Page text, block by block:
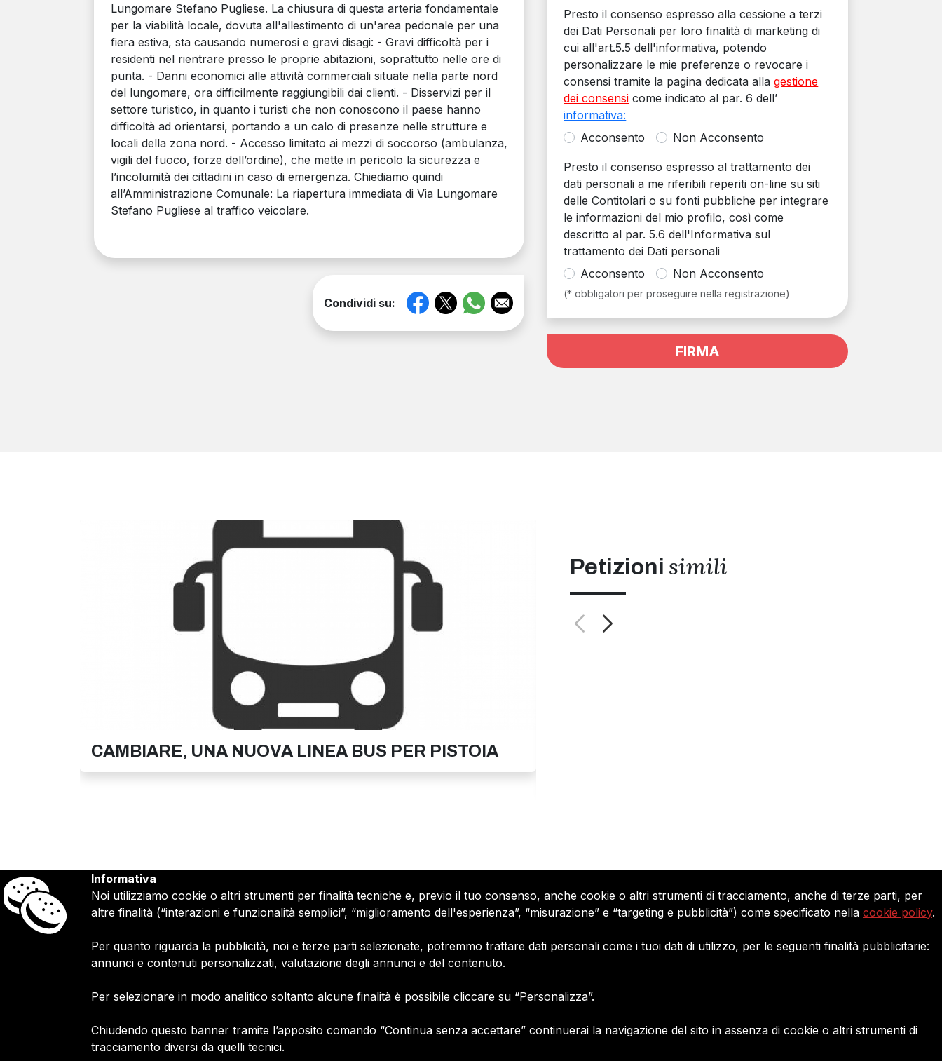
Lungomare Stefano Pugliese. La chiusura di questa arteria fondamentale
per la viabilità locale, dovuta all'allestimento di un'area pedonale per una
fiera estiva, sta causando numerosi e gravi disagi: - Gravi difficoltà per i
residenti nel rientrare presso le proprie abitazioni, soprattutto nelle ore di
punta. - Danni economici alle attività commerciali situate nella parte nord
del lungomare, ora difficilmente raggiungibili dai clienti. - Disservizi per il
settore turistico, in quanto i turisti che non conoscono il paese hanno
difficoltà ad orientarsi, portando a un calo di presenze nelle strutture e
locali della zona nord. - Accesso limitato ai mezzi di soccorso (ambulanza,
vigili del fuoco, forze dell’ordine), che mette in pericolo la sicurezza e
l’incolumità dei cittadini in caso di emergenza. Chiediamo quindi
all’Amministrazione Comunale: La riapertura immediata di Via Lungomare
Stefano Pugliese al traffico veicolare.
Condividi su:
Presto il consenso espresso alla cessione a terzi
dei Dati Personali per loro finalità di marketing di
cui all'art.5.5 dell'informativa, potendo
personalizzare le mie preferenze o revocare i
consensi tramite la pagina dedicata allagestione
dei consensi come indicato al par. 6 dell’
informativa:
Acconsento
Non Acconsento
Presto il consenso espresso al trattamento dei
dati personali a me riferibili reperiti on-line su siti
delle Contitolari o su fonti pubbliche per integrare
le informazioni del mio profilo, così come
descritto al par. 5.6 dell'Informativa sul
trattamento dei Dati personali
Acconsento
Non Acconsento
(* obbligatori per proseguire nella registrazione)
FIRMA
CAMBIARE, UNA NUOVA LINEA BUS PER PISTOIA
Petizioni simili
Firmiamo.it È un marchio commerciale di Media Asset spa copyright
2010 - 2026
Azienda certificata ISO 27001 numero: SNR 11572700/89/I
Chi siamo
Contatti
Termini e Condizioni
Gestione consensi e categorie
Informativa
Noi utilizziamo cookie o altri strumenti per finalità tecniche e, previo il tuo consenso, anche cookie o altri strumenti di tracciamento, anche di terze parti, per
altre finalità (“interazioni e funzionalità semplici”, “miglioramento dell'esperienza”, “misurazione” e “targeting e pubblicità”) come specificato nella cookie policy.
Per quanto riguarda la pubblicità, noi e terze parti selezionate, potremmo trattare dati personali come i tuoi dati di utilizzo, per le seguenti finalità pubblicitarie:
annunci e contenuti personalizzati, valutazione degli annunci e del contenuto.
Per selezionare in modo analitico soltanto alcune finalità è possibile cliccare su “Personalizza”.
Chiudendo questo banner tramite l’apposito comando “Continua senza accettare” continuerai la navigazione del sito in assenza di cookie o altri strumenti di
tracciamento diversi da quelli tecnici.